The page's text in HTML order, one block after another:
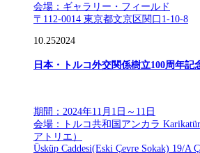
会場：ギャラリー・フィールド
〒112-0014 東京都文京区関口1-10-8
10.252024
日本・トルコ外交関係樹立100周年記
期間：2024年11月1日～11日
会場：トルコ共和国アンカラ
アトリエ）
Üsküp Caddesi(Eski Çevre Sokak) 19/A